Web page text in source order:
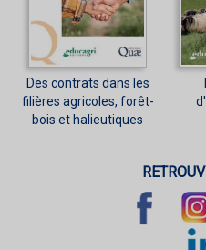
Des contrats dans les
filières agricoles, forêt-
bois et halieutiques